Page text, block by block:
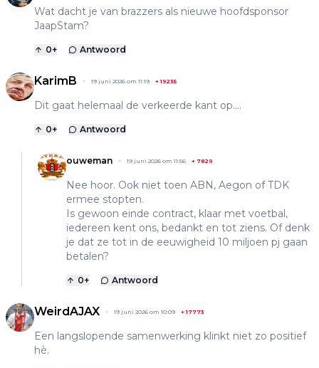
Wat dacht je van brazzers als nieuwe hoofdsponsor
JaapStam?
0+ Antwoord
KarimB 19 juni 2026 om 11:19 +19235
Dit gaat helemaal de verkeerde kant op....
0+ Antwoord
ouweman 19 juni 2026 om 11:56 + 7829
Nee hoor. Ook niet toen ABN, Aegon of TDK
ermee stopten.
Is gewoon einde contract, klaar met voetbal,
iedereen kent ons, bedankt en tot ziens. Of denk
je dat ze tot in de eeuwigheid 10 miljoen pj gaan
betalen?
0+ Antwoord
WeirdAJAX 19 juni 2026 om 10:09 +17773
Een langslopende samenwerking klinkt niet zo positief
hè.